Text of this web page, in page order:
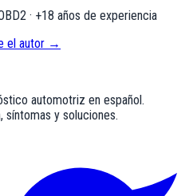
· +18 años de experiencia
el autor →
automotriz en español.
síntomas y soluciones.